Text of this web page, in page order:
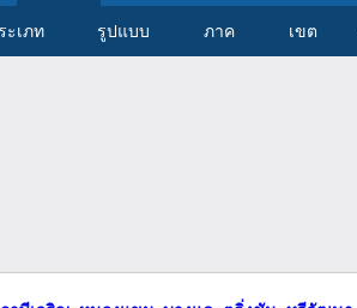
ะเภท รูปแบบ ภาค เขต